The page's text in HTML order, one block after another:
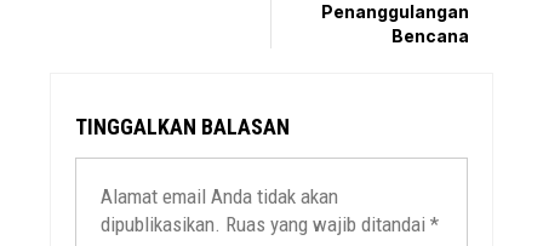
Penanggulangan
Bencana
TINGGALKAN BALASAN
Alamat email Anda tidak akan
dipublikasikan. Ruas yang wajib ditandai*